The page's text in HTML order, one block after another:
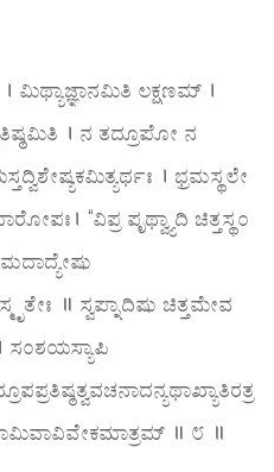
ಮಿಥ್ಯಾಜ್ಞಾನಮಿತಿ ಲಕ್ಷಣಮ್ ।
। ನ ತದ್ರೂಪೋ ನ
। ಭ್ರಮಸ್ಥಲೇ
“ವಿಪ್ರ ಪೃಥ್ವ್ಯಾದಿ ಚಿತ್ತಸ್ಥಂ
॥ ಸ್ವಪ್ನಾದಿಷು ಚಿತ್ತಮೇವ
ಸಂಶಯಸ್ಯಾಪಿ
॥ ೮ ॥